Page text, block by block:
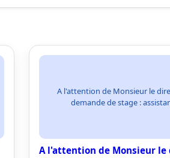
A l'attention de Monsieur le
demande de stage :
A l'attention de Monsieur